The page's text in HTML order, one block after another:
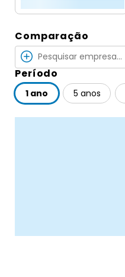
Comparação
Período
1 ano 5 anos